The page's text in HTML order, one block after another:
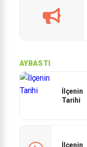
AYBASTI
İlçenin
Tarihi
İlçenin